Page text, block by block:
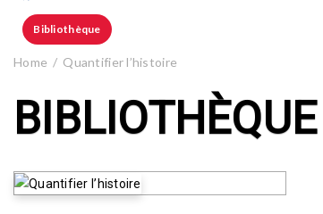
Bibliothèque
Home Quantifier l’histoire
BIBLIOTHÈQUE